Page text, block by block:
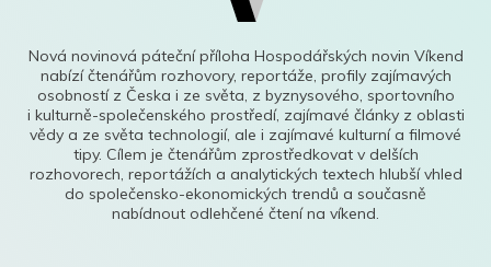
Nová novinová páteční příloha Hospodářských novin Víkend
nabízí čtenářům rozhovory, reportáže, profily zajímavých
osobností z Česka i ze světa, z byznysového, sportovního
i kulturně-společenského prostředí, zajímavé články z oblasti
vědy a ze světa technologií, ale i zajímavé kulturní a filmové
tipy. Cílem je čtenářům zprostředkovat v delších
rozhovorech, reportážích a analytických textech hlubší vhled
do společensko-ekonomických trendů a současně
nabídnout odlehčené čtení na víkend.